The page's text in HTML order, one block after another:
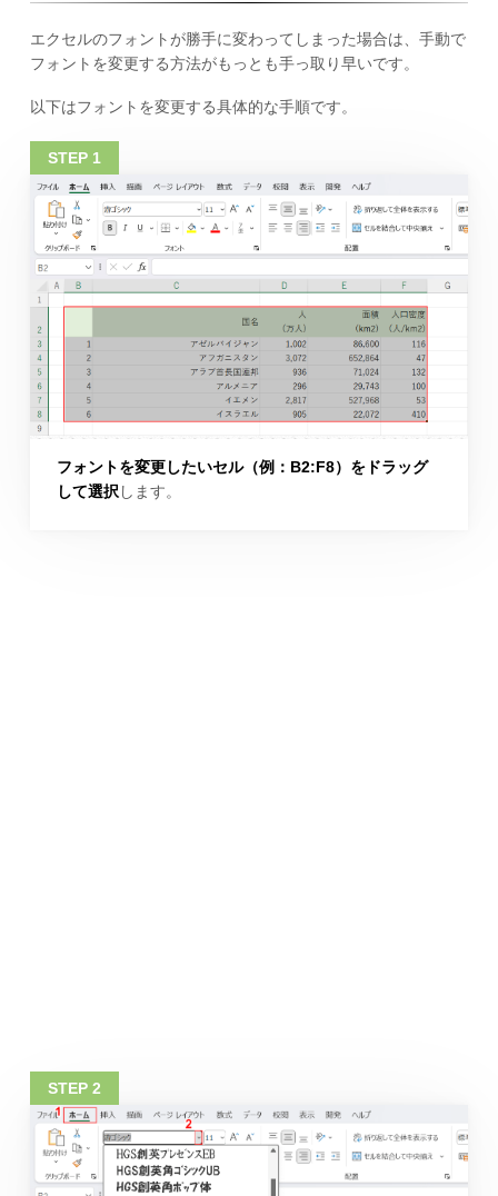
エクセルのフォントが勝手に変わってしまった場合は、手動で
フォントを変更する方法がもっとも手っ取り早いです。
以下はフォントを変更する具体的な手順です。
フォントを変更したいセル（例：B2:F8）をドラッグ
して選択 します。